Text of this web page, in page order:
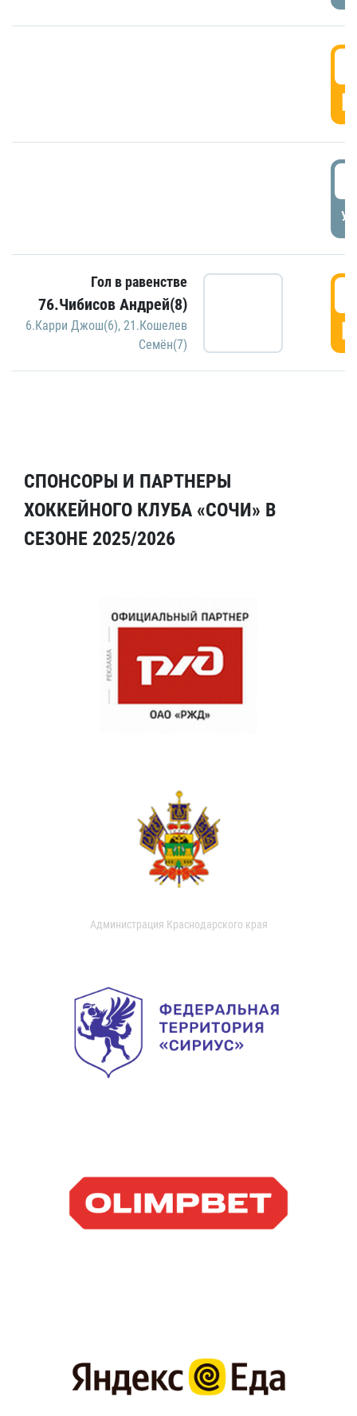
Гол в равенстве
76.Чибисов Андрей(8)
6.Карри Джош(6), 21.Кошелев
Семён(7)
СПОНСОРЫ И ПАРТНЕРЫ
ХОККЕЙНОГО КЛУБА «СОЧИ» В
СЕЗОНЕ 2025/2026
Администрация Краснодарского края